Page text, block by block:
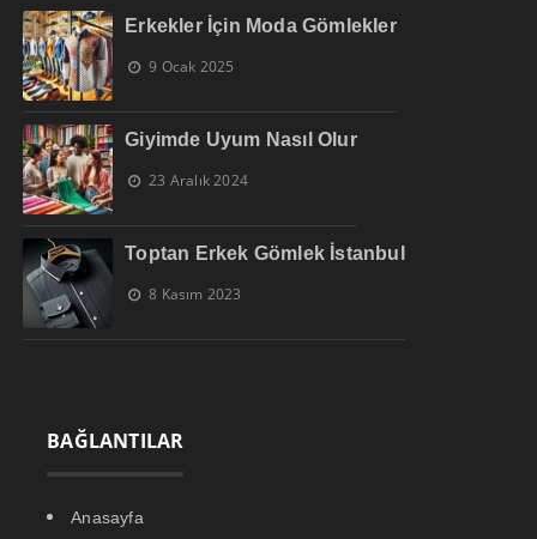
Erkekler İçin Moda Gömlekler
9 Ocak 2025
Giyimde Uyum Nasıl Olur
23 Aralık 2024
Toptan Erkek Gömlek İstanbul
8 Kasım 2023
BAĞLANTILAR
Anasayfa